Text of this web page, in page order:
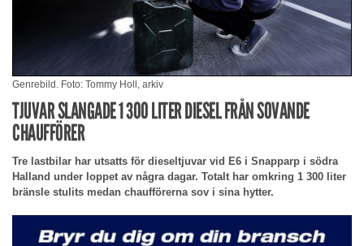
Genrebild. Foto: Tommy Holl, arkiv
TJUVAR SLANGADE 1 300 LITER DIESEL FRÅN SOVANDE
CHAUFFÖRER
Tre lastbilar har utsatts för dieseltjuvar vid E6 i Snapparp i södra
Halland under loppet av några dagar. Totalt har omkring 1 300 liter
bränsle stulits medan chaufförerna sov i sina hytter.